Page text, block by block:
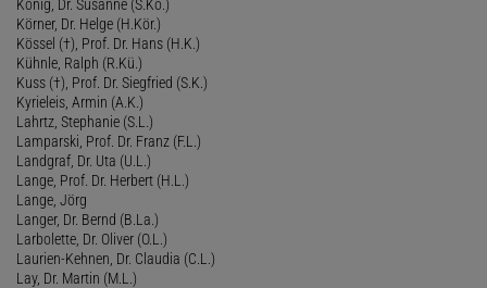
König, Dr. Susanne (S.Kö.)
Körner, Dr. Helge (H.Kör.)
Kössel (†), Prof. Dr. Hans (H.K.)
Kühnle, Ralph (R.Kü.)
Kuss (†), Prof. Dr. Siegfried (S.K.)
Kyrieleis, Armin (A.K.)
Lahrtz, Stephanie (S.L.)
Lamparski, Prof. Dr. Franz (F.L.)
Landgraf, Dr. Uta (U.L.)
Lange, Prof. Dr. Herbert (H.L.)
Lange, Jörg
Langer, Dr. Bernd (B.La.)
Larbolette, Dr. Oliver (O.L.)
Laurien-Kehnen, Dr. Claudia (C.L.)
Lay, Dr. Martin (M.L.)